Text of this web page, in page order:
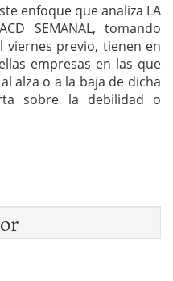
enfoque que analiza LA
SEMANAL, tomando
viernes previo, tienen en
empresas en las que
alza o a la baja de dicha
sobre la debilidad o